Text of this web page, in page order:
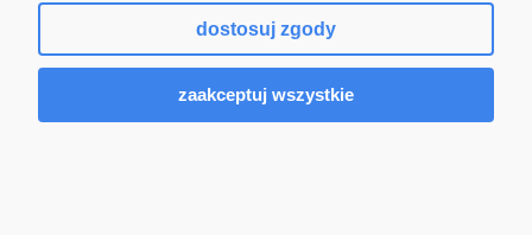
Sklep internetowy Shoper.pl
dostosuj zgody
zaakceptuj wszystkie